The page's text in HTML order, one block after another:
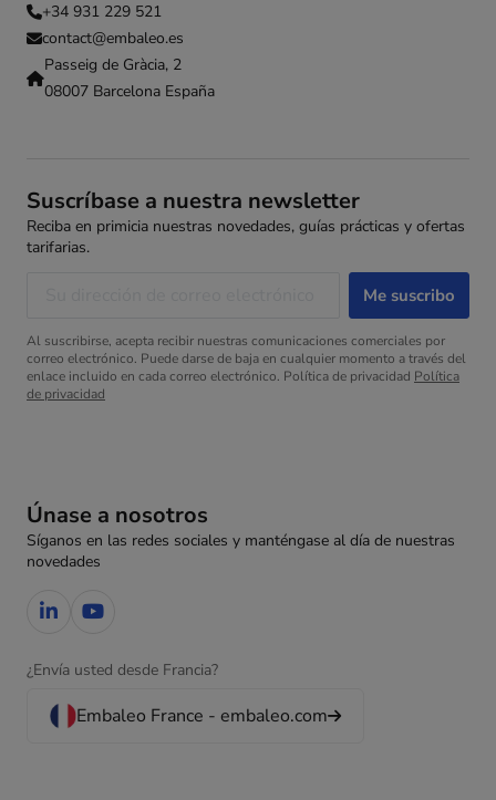
+34 931 229 521
contact@embaleo.es
Passeig de Gràcia, 2
08007 Barcelona España
Únase a nosotros
Síganos en las redes sociales y manténgase al día de nuestras
novedades
¿Envía usted desde Francia?
Embaleo France - embaleo.com
Suscríbase a nuestra newsletter
Reciba en primicia nuestras novedades, guías prácticas y ofertas
tarifarias.
Al suscribirse, acepta recibir nuestras comunicaciones comerciales por
correo electrónico. Puede darse de baja en cualquier momento a través del
enlace incluido en cada correo electrónico. Política de privacidad Política
de privacidad